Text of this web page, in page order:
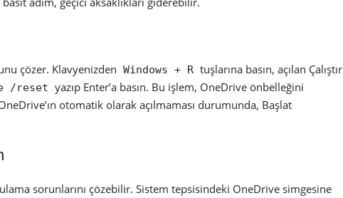
çözer. Klavyenizden Windows + R tuşlarına basın, açılan Çalıştır
/reset yazıp Enter’a basın. Bu işlem, OneDrive önbelleğini
otomatik olarak açılmaması durumunda, Başlat
sorunlarını çözebilir. Sistem tepsisindeki OneDrive simgesine